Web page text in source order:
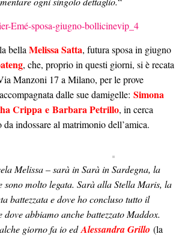
bella Melissa Satta, futura sposa in giugno
, che, proprio in questi giorni, si è recata
Manzoni 17 a Milano, per le prove
dalle sue damigelle: Simona
Crippa e Barbara Petrillo, in cerca
indossare al matrimonio dell’amica.
Melissa – sarà in Sarà in Sardegna, la
molto legata. Sarà alla Stella Maris, la
battezzata e dove ho concluso tutto il
abbiamo anche battezzato Maddox.
giorno fa io edAlessandra Grillo (la